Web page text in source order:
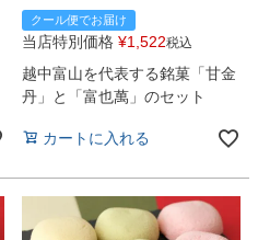
クール便でお届け
当店特別価格 ¥1,522税込
越中富山を代表する銘菓「甘金
丹」と「富也萬」のセット
カートに入れる